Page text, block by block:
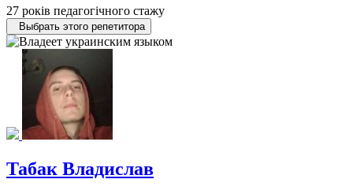
27 років педагогічного стажу
Выбрать этого репетитора
Табак Владислав